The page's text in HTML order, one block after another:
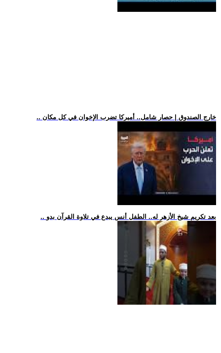
.. خارج الصندوق | حصار شامل.. أميركا تضرب الإخوان في كل مكان
.. بعد تكريم شيخ الأزهر له.. الطفل أنس يبدع في تلاوة القرآن بدو